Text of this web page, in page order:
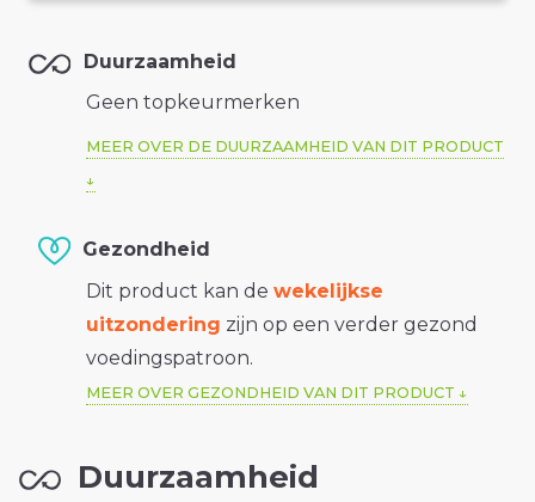
Duurzaamheid
Geen topkeurmerken
MEER OVER DE DUURZAAMHEID VAN DIT PRODUCT
Gezondheid
Dit product kan de wekelijkse
uitzondering zijn op een verder gezond
voedingspatroon.
MEER OVER GEZONDHEID VAN DIT PRODUCT
Duurzaamheid